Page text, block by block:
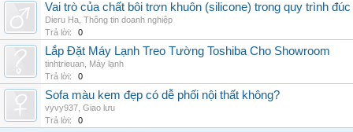
Vai trò của chất bôi trơn khuôn (silicone) trong quy trình
Dieru Ha Thông tin doanh nghiệp
Trả lời:
0
Lắp Đặt Máy Lạnh Treo Tường Toshiba Cho Showroom
tinhtrieuan Máy lạnh
Trả lời:
0
Sofa màu kem đẹp có dễ phối nội thất không?
vyvy937 Giao lưu
Trả lời:
0